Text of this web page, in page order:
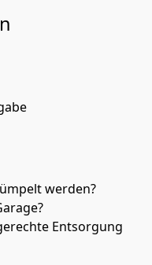
werden?
Entsorgung